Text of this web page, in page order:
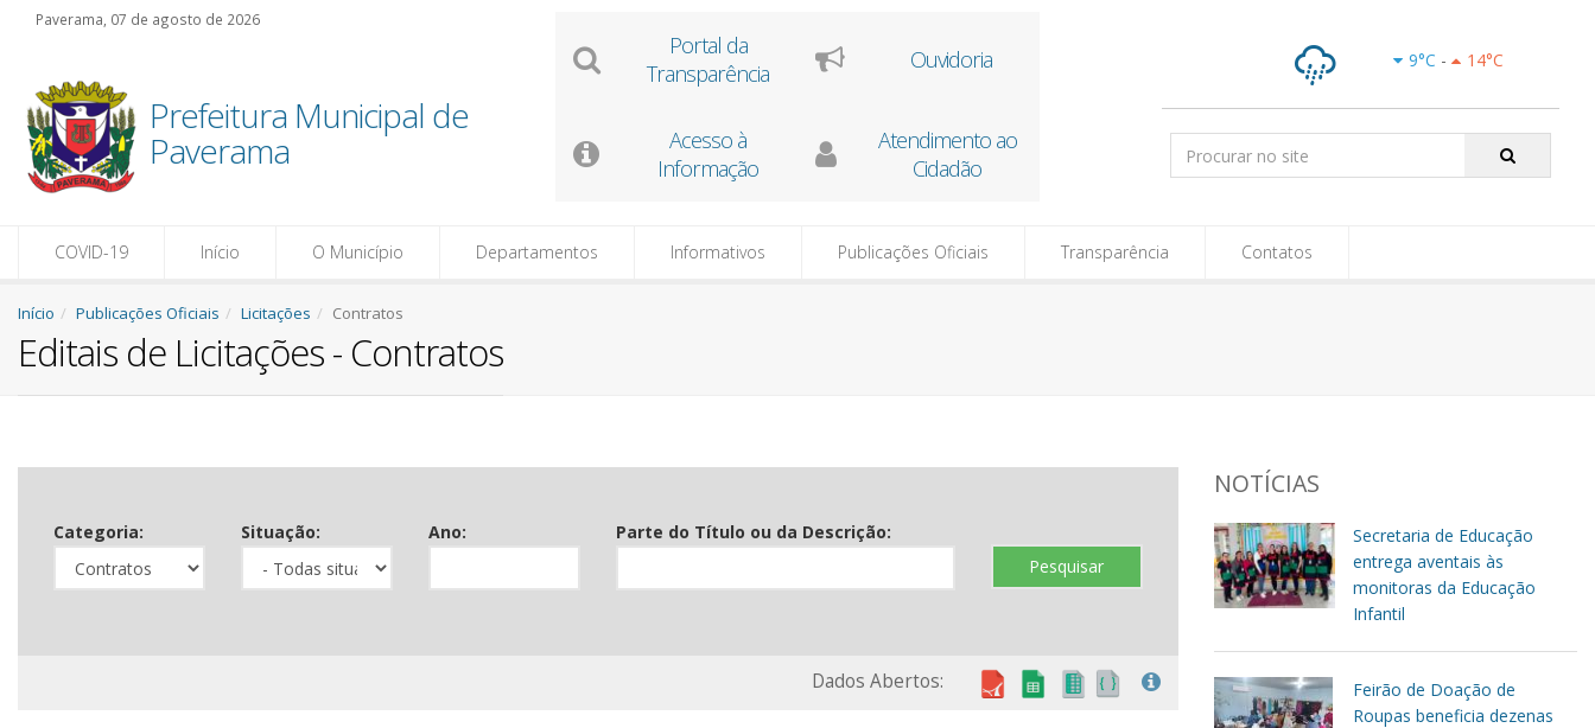
Paverama, 07 de agosto de 2026
Prefeitura Municipal de
Paverama
Acesso à
Informação
Atendimento ao
e-SIC 9°C - 14°C
Isoladas
Pesquisar:
COVID-19 Início O Município Departamentos Informativos Publicações Oficiais Transparência Contatos
Início Publicações Oficiais Licitações Contratos
Editais de Licitações - Contratos
Categoria: Situação: Ano:
Parte do Título ou da Descrição:
Pesquisar
Dados Abertos:
NOTÍCIAS
Secretaria de Educação
entrega aventais às
monitoras da Educação
Infantil
Feirão de Doação de
Roupas beneficia dezenas